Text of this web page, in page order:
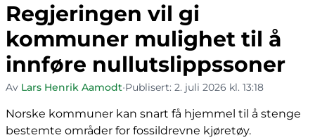
Regjeringen vil gi
kommuner mulighet til å
innføre nullutslippssoner
Av Lars Henrik Aamodt•Publisert: 2. juli 2026 kl. 13:18
Norske kommuner kan snart få hjemmel til å stenge
bestemte områder for fossildrevne kjøretøy.